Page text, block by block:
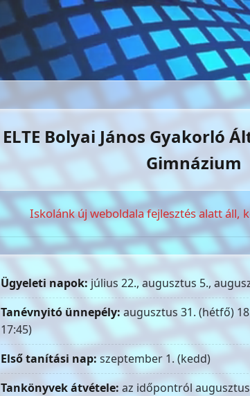
ELTE Bolyai János Gyakorló
Gimnázium
Iskolánk új weboldala fejlesztés alatt áll,
Ügyeleti napok:július 22., augusztus 5.,
Tanévnyitó ünnepély:augusztus 31. (hétfő)
17:45)
Első tanítási nap:szeptember 1. (kedd)
Tankönyvek átvétele: az időpontról